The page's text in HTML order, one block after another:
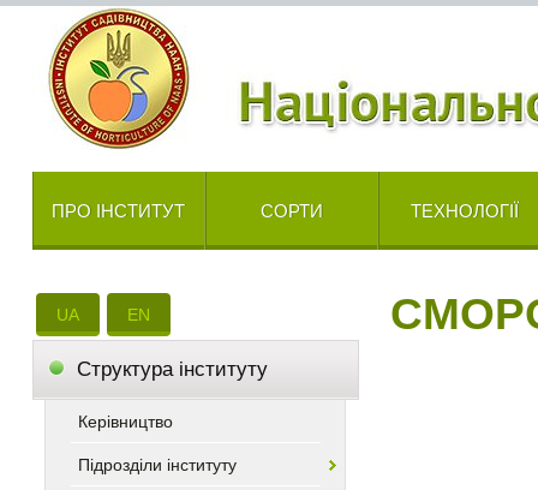
ПРО ІНСТИТУТ СОРТИ ТЕХНОЛОГІЇ
UA EN
Cтруктура інституту
Керівництво
Підрозділи інституту